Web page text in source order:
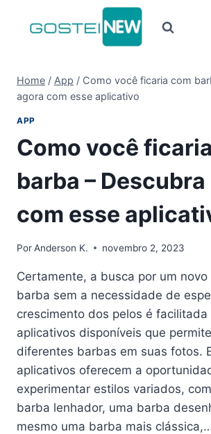
Home / App / Como você ficaria com
agora com esse aplicativo
APP
Como você
barba –
com esse
PorAnderson K. novembro 2, 2023
Certamente, a busca por um
barba sem a necessidade de
crescimento dos pelos é facilitada
aplicativos disponíveis que
diferentes barbas em suas fotos.
aplicativos oferecem a
experimentar estilos variados,
barba lenhador, uma barba
mesmo uma barba mais